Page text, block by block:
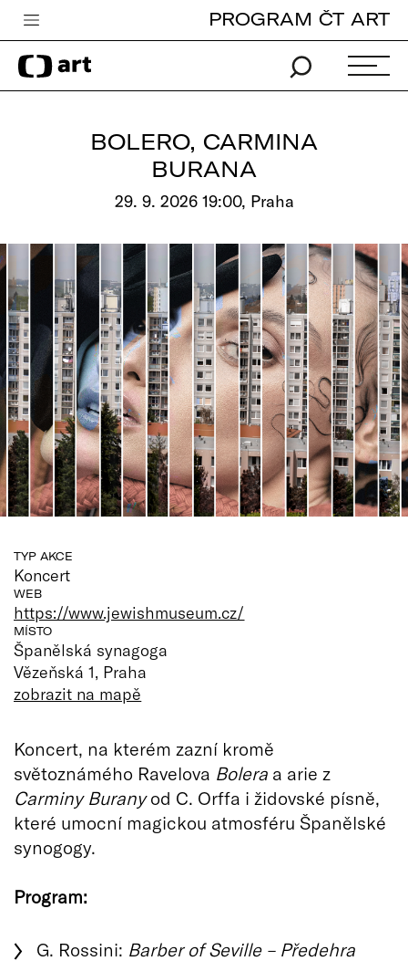
Česká televize
Zpravodajství
Vše o ČT
PROGRAM ČT ART
BOLERO, CARMINA
BURANA
29. 9. 2026 19:00, Praha
TYP AKCE
Koncert
WEB
https://www.jewishmuseum.cz/
MÍSTO
Španělská synagoga
Vězeňská 1, Praha
zobrazit na mapě
Koncert, na kterém zazní kromě
světoznámého Ravelova Bolera a arie z
Carminy Buranyod C. Orffa i židovské písně,
které umocní magickou atmosféru Španělské
synogogy.
Program:
G. Rossini: Barber of Seville – Předehra